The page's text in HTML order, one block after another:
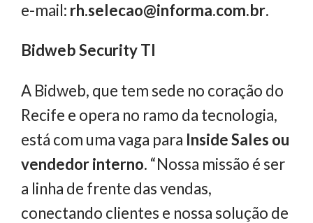
e-mail: rh.selecao@informa.com.br.
BidwebSecurity TI
A Bidweb, que tem sede no coração do
Recife e opera no ramo da tecnologia,
está com uma vaga para Inside Sales ou
vendedor interno. “Nossa missão é ser
a linha de frente das vendas,
conectando clientes e nossa solução de